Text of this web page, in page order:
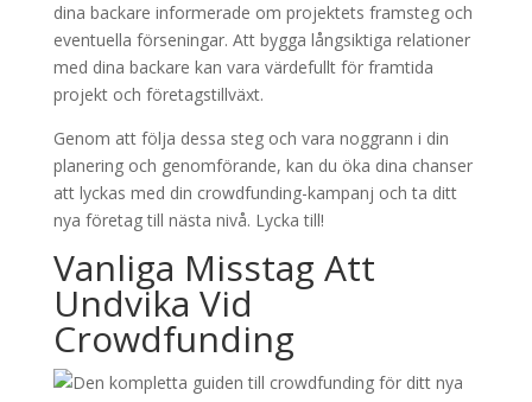
dina backare informerade om projektets framsteg och
eventuella förseningar. Att bygga långsiktiga relationer
med dina backare kan vara värdefullt för framtida
projekt och företagstillväxt.
Genom att följa dessa steg och vara noggrann i din
planering och genomförande, kan du öka dina chanser
att lyckas med din crowdfunding-kampanj och ta ditt
nya företag till nästa nivå. Lycka till!
Vanliga Misstag Att
Undvika Vid
Crowdfunding